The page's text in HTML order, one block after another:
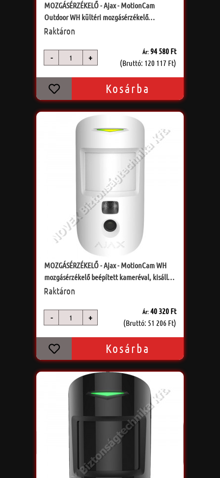
MOZGÁSÉRZÉKELŐ - Ajax - MotionCam
Outdoor WH kültéri mozgásérzékelő
kamerával
Raktáron
- +
Ár: 94 580 Ft
(Bruttó: 120 117 Ft)
Kosárba
MOZGÁSÉRZÉKELŐ - Ajax - MotionCam WH
mozgásérzékelő beépített kameréval, kisállat
védett
Raktáron
- +
Ár:40 320 Ft
(Bruttó: 51 206 Ft)
Kosárba